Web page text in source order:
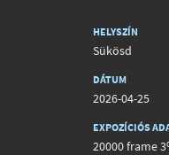
HELYSZÍN
Sükösd
DÁTUM
2026-04-25
EXPOZÍCIÓS
20000 frame